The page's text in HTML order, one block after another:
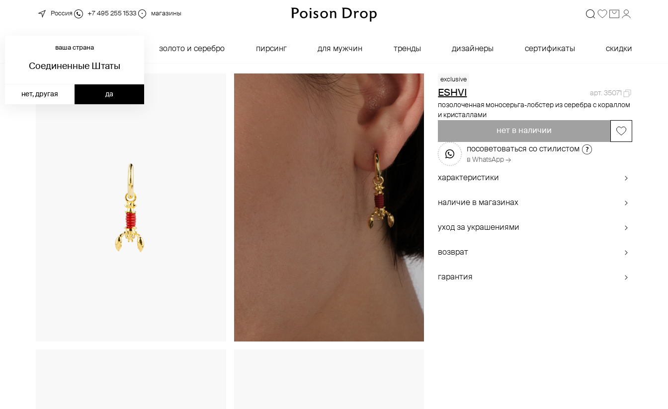
Россия +7 495 255 1533 магазины
новинки золото и серебро пирсинг для мужчин тренды дизайнеры сертификаты скидки
ваша страна
Соединенные Штаты
да
нет, другая
exclusive
ESHVI
арт. 35071
позолоченная моносерьга-лобстер из серебра с кораллом
и кристаллами
нет в наличии
посоветоваться со стилистом
в WhatsApp →
характеристики
наличие в магазинах
уход за украшениями
возврат
гарантия